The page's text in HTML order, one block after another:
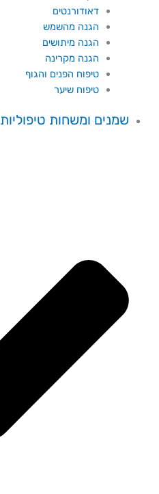
דאודורנטים
הגנה מהשמש
הגנה מיתושים
הגנה מקרינה
טיפוח הפנים והגוף
טיפוח שיער
שמנים ומשחות טיפוליות